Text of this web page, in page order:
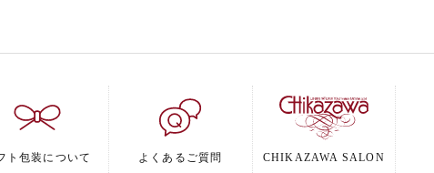
ト包装について よくあるご質問 CHIKAZAWA SALON